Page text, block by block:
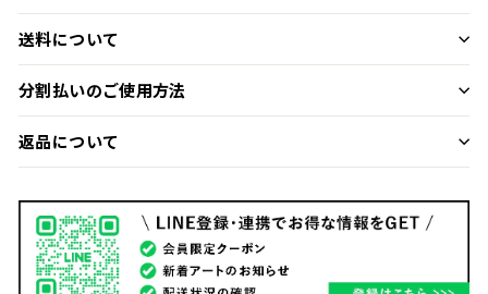
送料について
分割払いのご使用方法
返品について